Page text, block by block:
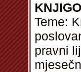
Teme:
pravni